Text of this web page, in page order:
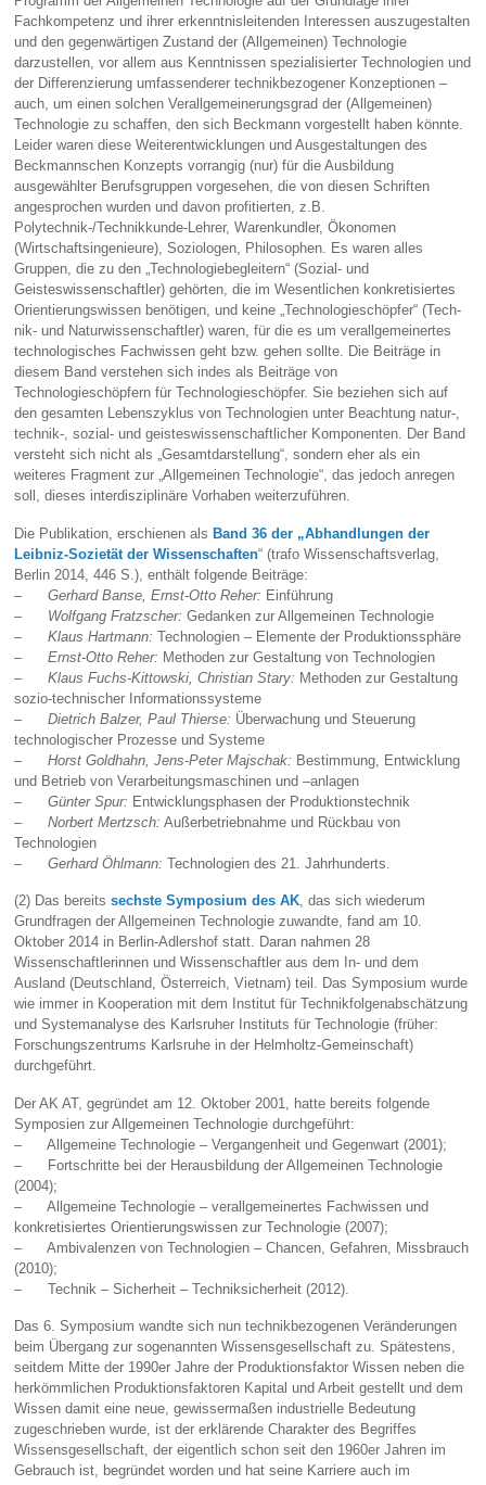
Fachkompetenz und ihrer erkenntnisleitenden Interessen auszugestalten
und den gegenwärti­gen Zustand der (Allgemeinen) Technologie
darzustellen, vor allem aus Kenntnissen spezialisierter Technologien und
der Differenzierung umfassenderer technikbezogener Konzeptionen –
auch, um einen solchen Verallgemeinerungsgrad der (Allgemeinen)
Technologie zu schaffen, den sich Beckmann vorgestellt haben könnte.
Leider waren diese Weiterentwicklungen und Ausgestaltungen des
Beckmannschen Konzepts vorrangig (nur) für die Ausbildung
ausgewählter Berufsgruppen vorgesehen, die von diesen Schriften
angespro­chen wurden und davon profitierten, z.B.
Polytechnik-/Technikkunde-Lehrer, Warenkundler, Ökonomen
(Wirtschaftsingenieure), Soziologen, Philosophen. Es waren alles
Gruppen, die zu den „Technologiebegleitern“ (Sozial- und
Geisteswissenschaftler) gehörten, die im Wesentli­chen konkretisiertes
Orientierungswissen benötigen, und keine „Technologieschöpfer“ (Tech­
nik- und Naturwissenschaftler) waren, für die es um verallgemeinertes
technologisches Fachwissen geht bzw. gehen sollte. Die Beiträge in
diesem Band verstehen sich indes als Beiträge von
Technologieschöpfern für Technologieschöpfer. Sie beziehen sich auf
den gesamten Lebenszyklus von Technologien unter Beachtung natur-,
technik-, sozial- und geisteswissenschaftlicher Komponenten. Der Band
versteht sich nicht als „Gesamtdarstel­lung“, sondern eher als ein
weiteres Fragment zur „Allgemeinen Technologie“, das jedoch anregen
soll, dieses interdisziplinäre Vorhaben weiterzuführen.
Die Publikation, erschienen als Band 36 der „Abhandlungen der
Leibniz-Sozietät der Wissenschaften“ (trafo Wissenschaftsverlag,
Berlin 2014, 446 S.), enthält folgende Beiträge:
–Gerhard Banse, Ernst-Otto Reher: Einführung
– Wolfgang Fratzscher:Gedanken zur Allgemeinen Technologie
–Klaus Hartmann:Technologien – Elemente der Produktionssphäre
–Ernst-Otto Reher: Methoden zur Gestaltung von Technologien
–Klaus Fuchs-Kittowski, Christian Stary: Methoden zur Gestaltung
sozio-technischer Informationssysteme
– Dietrich Balzer, Paul Thierse: Überwachung und Steuerung
technologischer Prozesse und Systeme
–Horst Goldhahn, Jens-Peter Majschak: Bestimmung, Entwicklung
und Betrieb von Verarbeitungsmaschinen und –anlagen
–Günter Spur: Entwicklungsphasen der Produktionstechnik
–Norbert Mertzsch: Außerbetriebnahme und Rückbau von
Technologien
–Gerhard Öhlmann: Technologien des 21. Jahrhunderts.
(2) Das bereitssechste Symposium des AK, das sich wiederum
Grundfragen der Allgemeinen Technologie zuwandte, fand am 10.
Oktober 2014 in Berlin-Adlershof statt. Daran nahmen 28
Wissenschaftlerinnen und Wissenschaftler aus dem In- und dem
Ausland (Deutschland, Österreich, Vietnam) teil. Das Symposium wurde
wie immer in Kooperation mit dem Institut für Technikfolgenabschätzung
und Systemanalyse des Karlsruher Instituts für Technologie (früher:
Forschungszentrums Karlsruhe in der Helmholtz-Gemeinschaft)
durchgeführt.
Der AK AT, gegründet am 12. Oktober 2001, hatte bereits folgende
Symposien zur Allgemei­nen Technologie durchgeführt:
– Allgemeine Technologie – Vergangenheit und Gegenwart (2001);
– Fortschritte bei der Herausbildung der Allgemeinen Technologie
(2004);
– Allgemeine Technologie – verallgemeinertes Fachwissen und
konkretisiertes Orientierungswissen zur Technologie (2007);
– Ambivalenzen von Technologien – Chancen, Gefahren, Missbrauch
(2010);
– Technik – Sicherheit – Techniksicherheit (2012).
Das 6. Symposium wandte sich nun technikbezogenen Veränderungen
beim Übergang zur sogenannten Wissensgesellschaft zu. Spätestens,
seitdem Mitte der 1990er Jahre der Produktionsfaktor Wissen neben die
herkömmlichen Produktionsfaktoren Kapital und Arbeit gestellt und dem
Wissen damit eine neue, gewissermaßen industrielle Bedeutung
zugeschrie­ben wurde, ist der erklärende Charakter des Begriffes
Wissensgesellschaft, der eigentlich schon seit den 1960er Jahren im
Gebrauch ist, begründet worden und hat seine Karriere auch im